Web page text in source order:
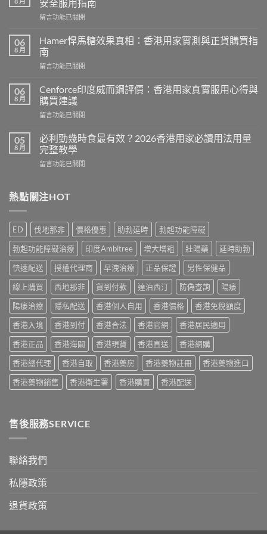
安全服用指南
在
利
士
副
作
有
哪
些？
Cialis
見
副
用
說
安
全
服
用
指
南〉
中
留言功能已關閉
06
8 月
Hamer悍馬糖效果真相：香港用家實測與正貨購買指
南
在
悍
馬
糖
效
真
相：
香
港
實
正
貨
購
買
指
南〉
中
留言功能已關閉
06
8 月
Cenforce印度威而鋼評價：香港用家真實服用心得與
購買建議
在
印
度
威
而
價：
用
家
真
實
服
用
心
得
與
購
買
建
議〉
中
留言功能已關閉
05
8 月
必利勁幾時食最有效？2026香港用家必讀用法用量
完整教學
在
勁
幾
食
最
有
效？
2026
香
港
用
家
必
讀
用
法
用
量
完
整
留言功能已關閉
熱點關注HOT
ED 伐地那非 價格優惠 助勃延時
勃起功能障礙
勃起功能障礙治療
印度Ambitree 增大增粗 壯陽藥
延時助勃
快速配送
授權代理商 早洩治療 正品保證
男性保健品
線上購買
西地那非 貨到付款 達泊西汀 防偽查詢
陽痿
陽痿治療
隱私配送 香港個人自用 香港價格
香港免稅額度
香港入境
香港到付 香港合法 香港官網
香港居民適用
香港正品
香港海關 香港現貨 香港直送
香港網購
香港總代理
香港自取 香港藥房 香港藥物註冊
香港藥物進口
香港藥物銷售
香港衛生署 香港購買 香港配送
售後服務SERVICE
聯絡我們
私隱政策
退貨政策